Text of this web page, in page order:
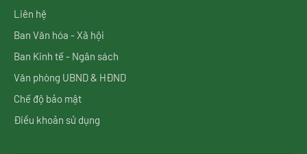
Liên hệ
Ban Văn hóa - Xã hội
Ban Kinh tế - Ngân sách
Văn phòng UBND & HĐND
Chế độ bảo mật
Điều khoản sử dụng